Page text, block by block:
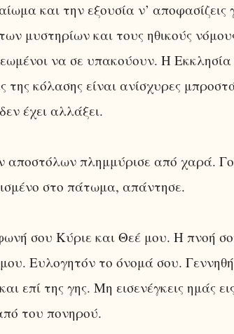
και την εξουσία ν’ αποφασίζεις
μυστηρίων και τους ηθικούς
να σε υπακούουν. Η Εκκλησία
της κόλασης είναι ανίσχυρες
έχει αλλάξει.
αποστόλων πλημμύρισε από χαρά.
στο πάτωμα, απάντησε.
σου Κύριε και Θεέ μου. Η πνοή
Ευλογητόν το όνομά σου.
επί της γης. Μη εισενέγκεις ημάς
του πονηρού.